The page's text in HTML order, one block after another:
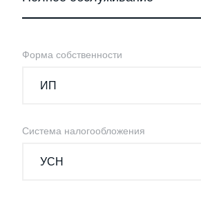
Форма собственности
Система налогообложения